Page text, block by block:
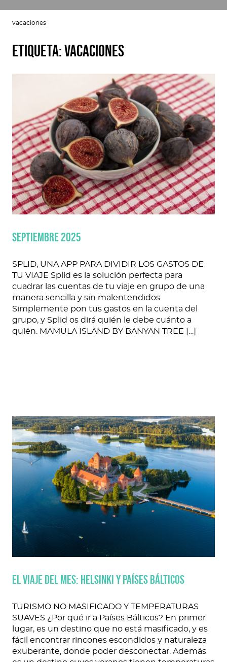
vacaciones
Etiqueta:vacaciones
SEPTIEMBRE 2025
SPLID, UNA APP PARA DIVIDIR LOS GASTOS DE
TU VIAJE Splid es la solución perfecta para
cuadrar las cuentas de tu viaje en grupo de una
manera sencilla y sin malentendidos.
Simplemente pon tus gastos en la cuenta del
grupo, y Splid os dirá quién le debe cuánto a
quién. MAMULA ISLAND BY BANYAN TREE […]
EL VIAJE DEL MES: HELSINKI Y PAÍSES BÁLTICOS
TURISMO NO MASIFICADO Y TEMPERATURAS
SUAVES ¿Por qué ir a Países Bálticos? En primer
lugar, es un destino que no está masificado, y es
fácil encontrar rincones escondidos y naturaleza
exuberante, donde poder desconectar. Además